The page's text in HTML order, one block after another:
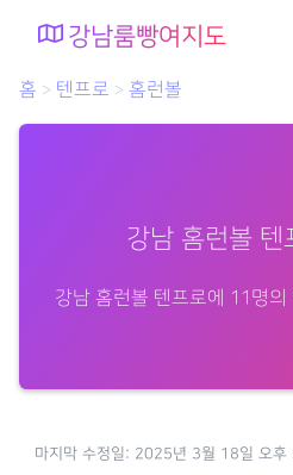
강남룸빵여지도
홈 > 텐프로 > 홈런볼
강남 홈런볼 텐
강남 홈런볼 텐프로에 11명
마지막 수정일: 2025년 3월 18일 오후